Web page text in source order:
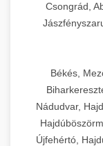
Csongrád,
Békés,
Nádudvar,
Újfehértó,